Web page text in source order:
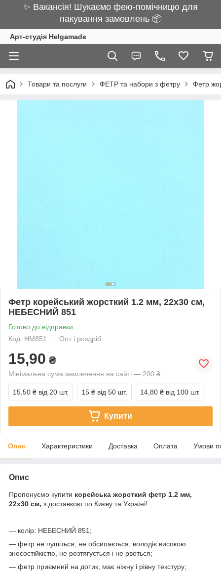
✨ Вакансія! Шукаємо фею-помічницю для
пакування замовлень 📦
Арт-студія Helgamade
Товари та послуги ФЕТР та набори з фетру Фетр
Фетр корейський жорсткий 1.2 мм, 22x30 см,
НЕБЕСНИЙ 851
Готово до відправки
Код: HM851
Опт і роздріб
15,90 ₴
Мінімальна сума замовлення на сайті — 200 ₴
15,50 ₴ від 20 шт. 15 ₴ від 50 шт. 14,80 ₴ від 100 шт.
Купити
Опис Характеристики Доставка Оплата Умови
Опис
Пропонуємо купити корейська жорсткий фетр 1.2 мм,
22х30 см, з доставкою по Києву та Україні!
— колір: НЕБЕСНИЙ 851;
— фетр не пушіться, не обсипається, володіє високою
зносостійкістю, не розтягується і не рветься;
— фетр приємний на дотик, має ніжну і рівну текстуру;